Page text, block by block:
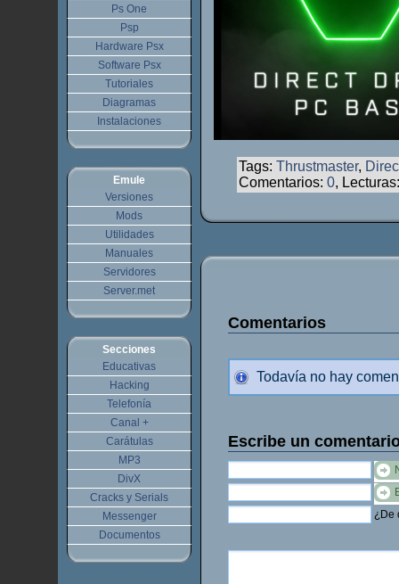
Tags: Thrustmaster,
Comentarios: 0,
Comentarios
Todavía no hay
Escribe un
¿De
Ps One
Psp
Hardware Psx
Software Psx
Tutoriales
Diagramas
Instalaciones
Emule
Versiones
Mods
Utilidades
Manuales
Servidores
Server.met
Secciones
Educativas
Hacking
Telefonía
Canal +
Carátulas
MP3
DivX
Cracks y Serials
Messenger
Documentos